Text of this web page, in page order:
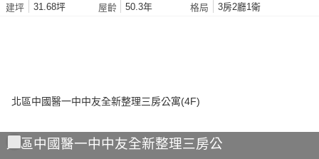
建坪 31.68坪 屋齡 50.3年 格局 3房2廳1衛
北區中國醫一中中友全新整理三房公